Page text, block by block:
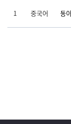
1 중국어